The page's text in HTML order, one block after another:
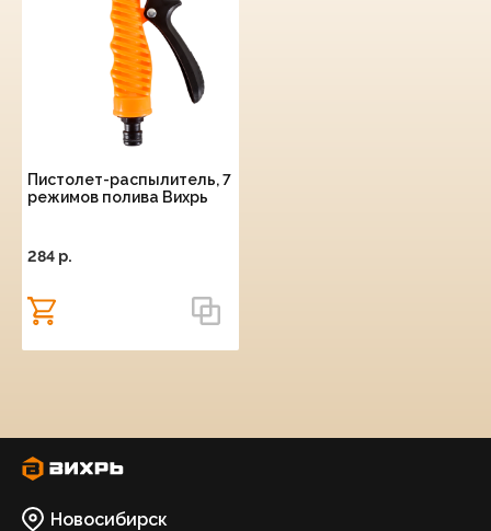
Пистолет-распылитель, 7
режимов полива Вихрь
284 p.
Новосибирск